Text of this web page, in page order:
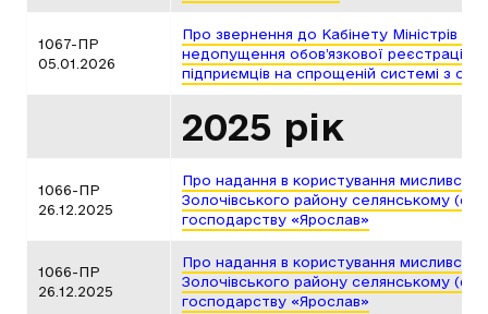
1067-ПР
05.01.2026
Про звернення до Кабінету Міністрів
недопущення обов’язкової реєстрації
підприємців на спрощеній системі з
2025 рік
1066-ПР
26.12.2025
Про надання в користування
Золочівського району селянському
господарству «Ярослав»
1066-ПР
26.12.2025
Про надання в користування
Золочівського району селянському
господарству «Ярослав»